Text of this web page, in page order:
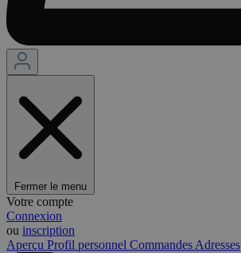
Fermer le menu
Votre compte
Connexion
ou inscription
Aperçu Profil personnel Commandes Adresses